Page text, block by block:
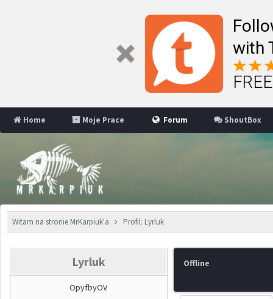
with
Home Moje Prace Forum ShoutBox
Witam na stronie MrKarpiuk'a Profil: Lyrluk
Lyrluk
OpyfbyOV
Offline